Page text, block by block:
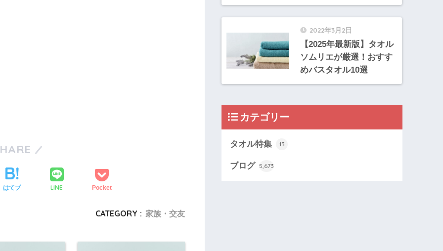
はてブ LINE Pocket
CATEGORY : 家族・交友
2022年3月2日
【2025年最新版】タオル
ソムリエが厳選！おすす
めバスタオル10選
カテゴリー
タオル特集 13
ブログ 5,673